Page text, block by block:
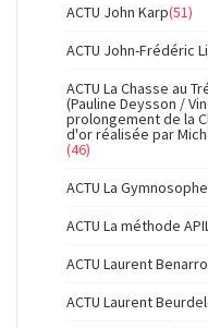
ACTU John Karp(51)
ACTU John-Frédéric
ACTU La Chasse au
(Pauline Deysson /
prolongement de la
d'or réalisée par
(46)
ACTU La
ACTU La méthode
ACTU Laurent
ACTU Laurent